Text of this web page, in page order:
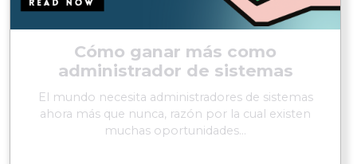
Cómo ganar más como
administrador de sistemas
El mundo necesita administradores de sistemas
ahora más que nunca, razón por la cual existen
muchas oportunidades...